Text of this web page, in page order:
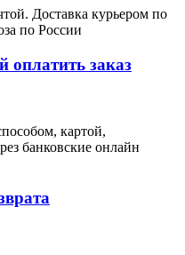
Доставка курьером по
по России
оплатить заказ
картой,
банковские онлайн